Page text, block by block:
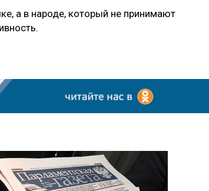
а в народе, который не принимают